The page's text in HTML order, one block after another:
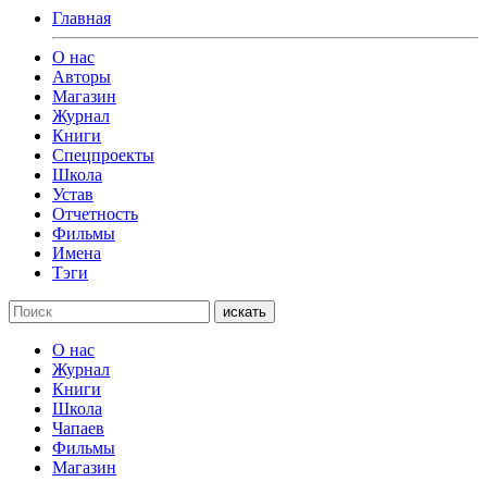
Главная
О нас
Авторы
Магазин
Журнал
Книги
Спецпроекты
Школа
Устав
Отчетность
Фильмы
Имена
Тэги
искать
О нас
Журнал
Книги
Школа
Чапаев
Фильмы
Магазин